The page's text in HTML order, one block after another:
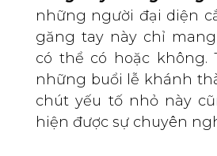
những người đại diện
găng tay này chỉ
có thể có hoặc không.
những buổi lễ khánh
chút yếu tố nhỏ này
hiện được sự chuyên